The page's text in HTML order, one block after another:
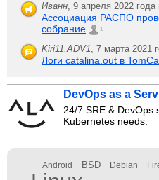
Иванн, 9 апреля 2022
Ассоциация РАСПО
собрание
1
Kiri11.ADV1, 7 марта 2021
Логи catalina.out в
DevOps as a
24/7 SRE & DevOps
Kubernetes needs.
Android BSD Debian